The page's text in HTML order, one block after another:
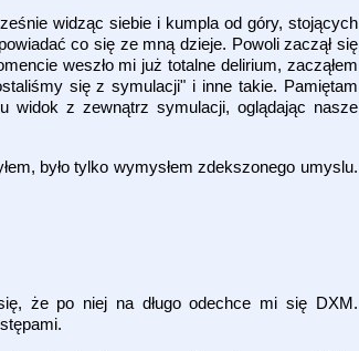
widząc siebie i kumpla od góry, stojących
co się ze mną dzieje. Powoli zaczął się
weszło mi już totalne delirium, zacząłem
się z symulacji" i inne takie. Pamiętam
widok z zewnątrz symulacji, oglądając nasze
było tylko wymysłem zdekszonego umyslu.
że po niej na długo odechce mi się DXM.